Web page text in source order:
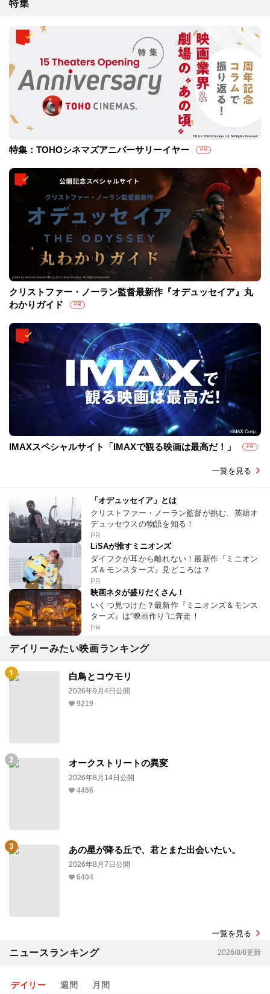
特集
特集：TOHOシネマズアニバーサリーイヤー PR
クリストファー・ノーラン監督最新作『オデュッセイア』丸
わかりガイド
PR
IMAXスペシャルサイト「IMAXで観る映画は最高だ！」 PR
一覧を見る
「オデュッセイア」とは
クリストファー・ノーラン監督が挑む、英雄オ
デュッセウスの物語を知る！
PR
LiSAが推すミニオンズ
ダイフクが耳から離れない！最新作『ミニオン
ズ＆モンスターズ』見どころは？
PR
映画ネタが盛りだくさん！
いくつ見つけた？最新作『ミニオンズ＆モンス
ターズ』は“映画作り”に奔走！
PR
デイリーみたい映画ランキング
白鳥とコウモリ
2026年9月4日公開
9219
オークストリートの異変
2026年8月14日公開
4456
あの星が降る丘で、君とまた出会いたい。
2026年8月7日公開
6404
一覧を見る
ニュースランキング 2026/8/8更新
デイリー 週間 月間